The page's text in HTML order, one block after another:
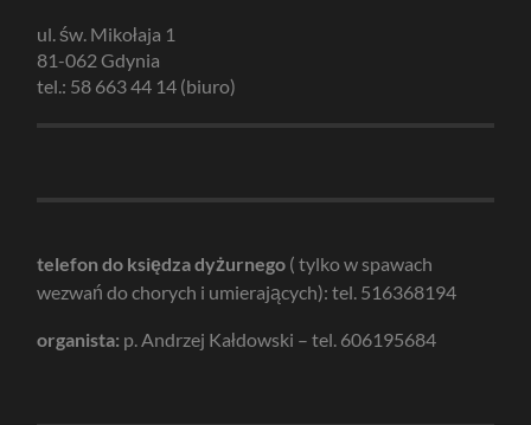
ul. św. Mikołaja 1
81-062 Gdynia
tel.: 58 663 44 14 (biuro)
telefon do księdza dyżurnego ( tylko w spawach
wezwań do chorych i umierających): tel. 516368194
organista: p. Andrzej Kałdowski – tel. 606195684